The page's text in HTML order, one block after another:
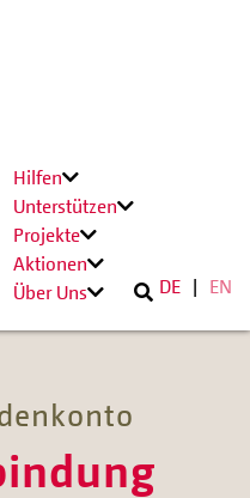
Hilfen
Unterstützen
Projekte
Aktionen
Über Uns
DE EN